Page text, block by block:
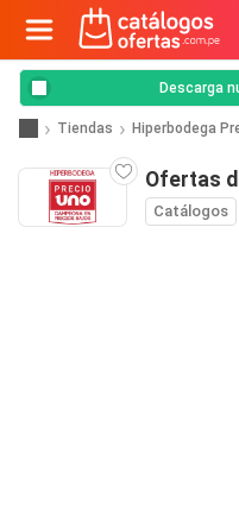
Descarga
Tiendas Hiperbodega
Ofertas
Catálogos